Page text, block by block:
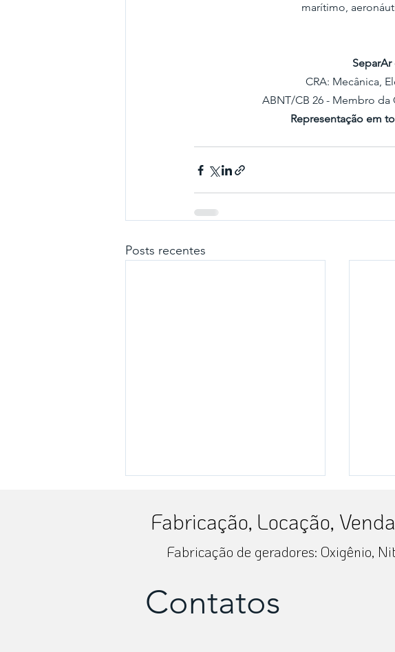
marítimo,
CRA: Mecânica,
ABNT/CB 26 - Membro da
Representação em
Posts recentes
Contatos
Fabricação de geradores: Oxigênio,
Fabricação, Locação,